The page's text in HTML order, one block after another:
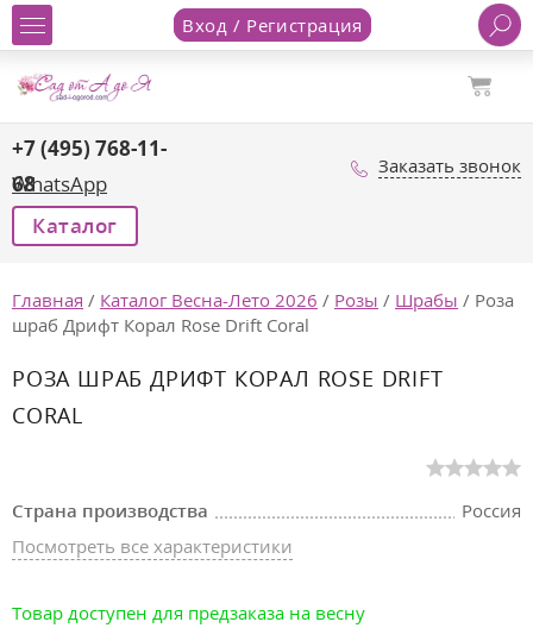
Вход / Регистрация
+7 (495) 768-11-
68
WhatsApp
Заказать звонок
Каталог
Главная / Каталог Весна-Лето 2026 / Розы / Шрабы / Роза
шраб Дрифт Корал Rose Drift Coral
РОЗА ШРАБ ДРИФТ КОРАЛ ROSE DRIFT
CORAL
Страна производства
Россия
Посмотреть все характеристики
Товар доступен для предзаказа на весну